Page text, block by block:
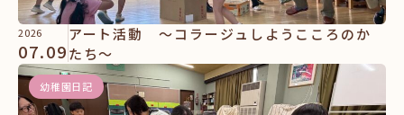
2026
07.09
アート活動 ～コラージュしようこころのか
たち～
幼稚園日記